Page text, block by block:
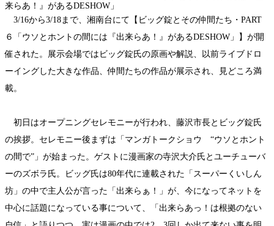
来らあ！』があるDESHOW」
3/16から3/18まで、湘南台にて【ビッグ錠とその仲間たち・PART
６「ウソとホントの間には『出来らあ！』があるDESHOW」】が開
催された。展示会場ではビッグ錠氏の原画や解説、以前ライブドロ
ーイングした大きな作品、仲間たちの作品が展示され、見どころ満
載。
初日はオープニングセレモニーが行われ、藤沢市長とビッグ錠氏
の挨拶。セレモニー後まずは「マンガトークショウ “ウソとホント
の間で”」が始まった。ゲストに漫画家の寺沢大介氏とユーチューバ
ーのズボラ氏。ビッグ氏は80年代に連載された「スーパーくいしん
坊」の中で主人公が言った「出来らぁ！」が、今になってネットを
中心に話題になっている事について、「出来らあっ！は根拠のない